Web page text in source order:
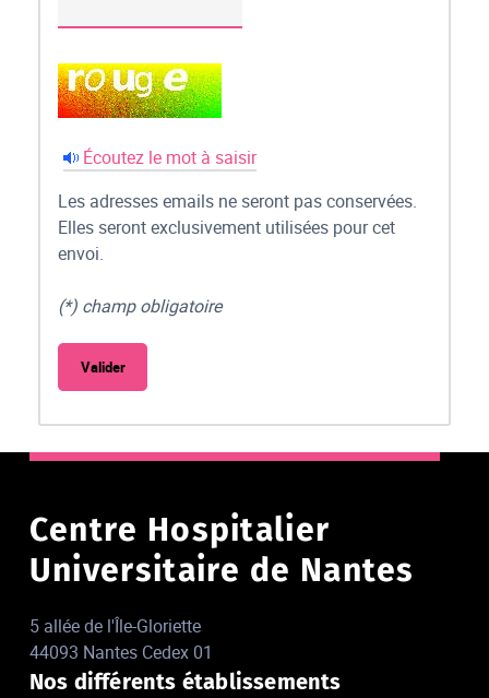
Écoutez le mot à saisir
Les adresses emails ne seront pas conservées.
Elles seront exclusivement utilisées pour cet
envoi.
(*) champ obligatoire
Centre Hospitalier
Universitaire de Nantes
5 allée de l'Île-Gloriette
44093 Nantes Cedex 01
Nos différents établissements